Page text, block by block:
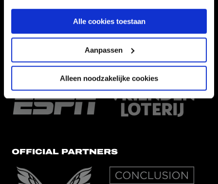
Alle cookies toestaan
Aanpassen
Alleen noodzakelijke cookies
HOOFDSPONSOR
EREDIVISIEPARTNERS
OFFICIAL PARTNERS